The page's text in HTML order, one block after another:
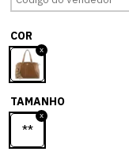
COR
TAMANHO
**